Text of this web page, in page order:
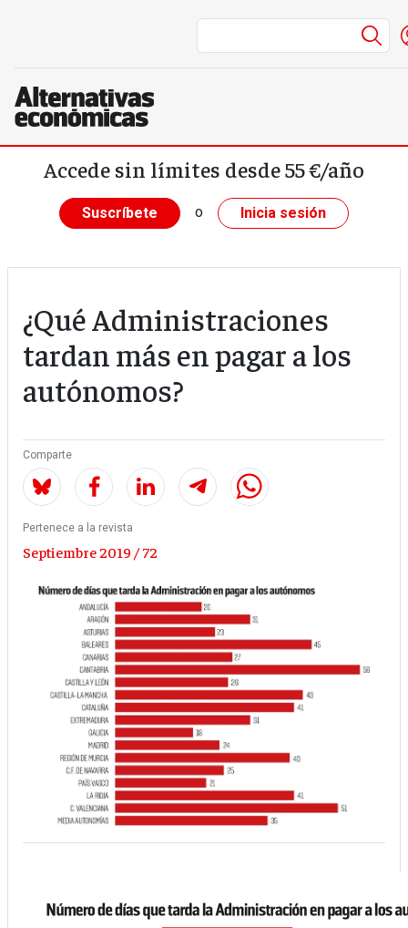
Pasar al contenido principal
Accede sin límites desde 55 €/año
Suscríbete o Inicia sesión
¿Qué Administraciones
tardan más en pagar a los
autónomos?
Comparte
Pertenece a la revista
Septiembre 2019 / 72